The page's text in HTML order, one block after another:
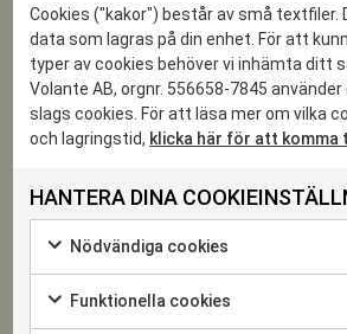
en värld i kriskommer finnas för signering
24
NOV 2022
Cookies ("kakor") består av små textfiler.
data som lagras på din enhet. För att
typer av cookies behöver vi inhämta ditt
Volante AB, orgnr. 556658-7845
slags cookies. För att läsa mer om vilka
och lagringstid, klicka här för att komma
HANTERA DINA
Nödvändiga cookies
att
samtycka
Funktionella cookies